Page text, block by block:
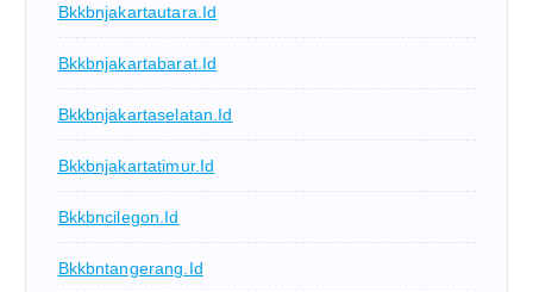
Bkkbnjakartautara.id
Bkkbnjakartabarat.id
Bkkbnjakartaselatan.id
Bkkbnjakartatimur.id
Bkkbncilegon.id
Bkkbntangerang.id